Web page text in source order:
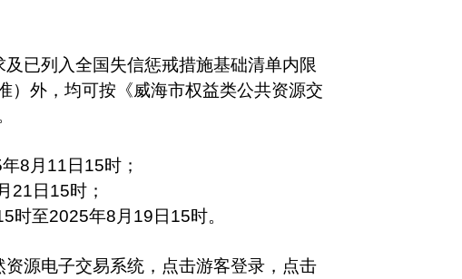
已列入全国失信惩戒措施基础清单内限
）外，均可按《威海市权益类公共资源交
年8 月 11 日 15时；
月 21 日 15时；
时至2025年8 月 19 日 15时。
源电子交易系统，点击游客登录，点击